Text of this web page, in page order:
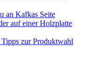
an Kafkas Seite
zur Produktwahl